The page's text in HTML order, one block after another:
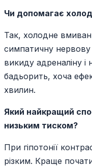
Чи допомагає
Так, холодне
симпатичну
викиду адреналіну
бадьорить, хоча
хвилин.
Який найкращий
низьким тиском?
При гіпотонії
різким. Краще